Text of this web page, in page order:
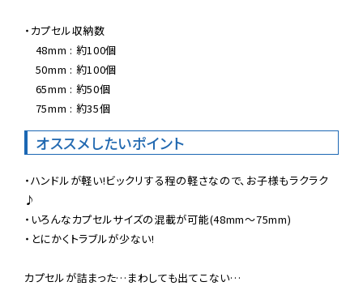
・カプセル収納数
48mm : 約100個
50mm : 約100個
65mm : 約50個
75mm : 約35個
オススメしたいポイント
・ハンドルが軽い!ビックリする程の軽さなので、お子様もラクラク
♪
・いろんなカプセルサイズの混載が可能(48mm〜75mm)
・とにかくトラブルが少ない!
カプセルが詰まった…まわしても出てこない…